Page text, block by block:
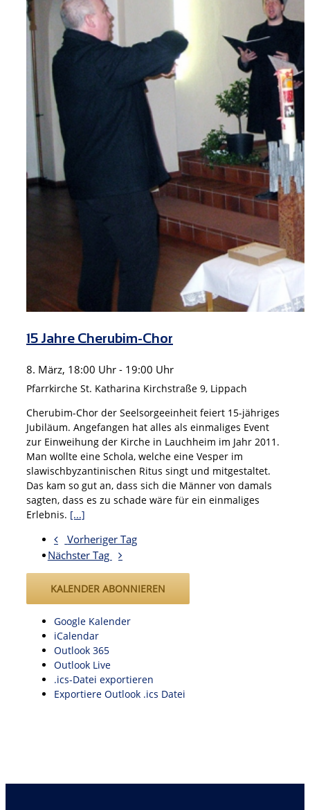
15 Jahre Cherubim-Chor
8. März, 18:00 Uhr- 19:00 Uhr
Pfarrkirche St. Katharina Kirchstraße 9, Lippach
Cherubim-Chor der Seelsorgeeinheit feiert 15-jähriges
Jubiläum. Angefangen hat alles als einmaliges Event
zur Einweihung der Kirche in Lauchheim im Jahr 2011.
Man wollte eine Schola, welche eine Vesper im
slawischbyzantinischen Ritus singt und mitgestaltet.
Das kam so gut an, dass sich die Männer von damals
sagten, dass es zu schade wäre für ein einmaliges
Erlebnis. [...]
Vorheriger Tag
Nächster Tag
KALENDER ABONNIEREN
Google Kalender
iCalendar
Outlook 365
Outlook Live
.ics-Datei exportieren
Exportiere Outlook .ics Datei